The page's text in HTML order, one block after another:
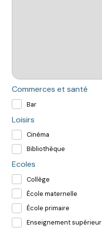
Commerces et santé
Bar
Loisirs
Cinéma
Bibliothèque
Ecoles
Collège
École maternelle
École primaire
Enseignement supérieur